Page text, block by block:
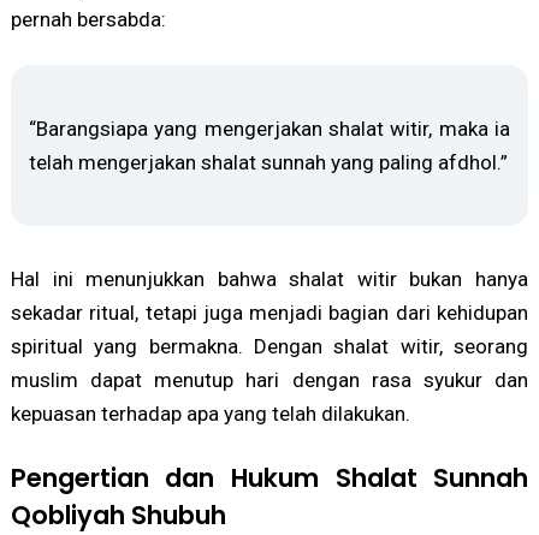
pernah bersabda:
“Barangsiapa yang mengerjakan shalat witir, maka ia
telah mengerjakan shalat sunnah yang paling afdhol.”
Hal ini menunjukkan bahwa shalat witir bukan hanya
sekadar ritual, tetapi juga menjadi bagian dari kehidupan
spiritual yang bermakna. Dengan shalat witir, seorang
muslim dapat menutup hari dengan rasa syukur dan
kepuasan terhadap apa yang telah dilakukan.
Pengertian dan Hukum Shalat Sunnah
Qobliyah Shubuh